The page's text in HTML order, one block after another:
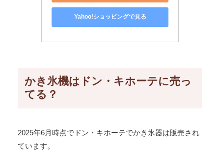
Yahoo!ショッピングで見る
かき氷機はドン・キホーテに売っ
てる？
2025年6月時点でドン・キホーテでかき氷器は販売され
ています。